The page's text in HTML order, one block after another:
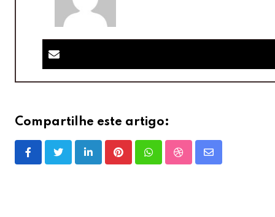
Compartilhe este artigo:
LinkedInPinterestWhatsappStumbleUpon
Share